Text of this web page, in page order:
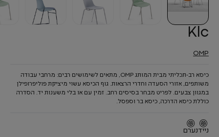
Klc
OMP
כיסא רב-תכליתי מבית המותג OMP, מתאים לשימושים רבים: מרחבי עבודה
משותפים, אזורי הסעדה וחדרי הרצאות. גוף הכיסא עשוי מיציקת פוליפרופילן
במגוון צבעים. לפריט מבחר בסיסים רחב. זמין עם או בלי משענות יד. הסדרה
כוללת כיסא הדרכה, כיסא בר וספסל.
ניידנערם